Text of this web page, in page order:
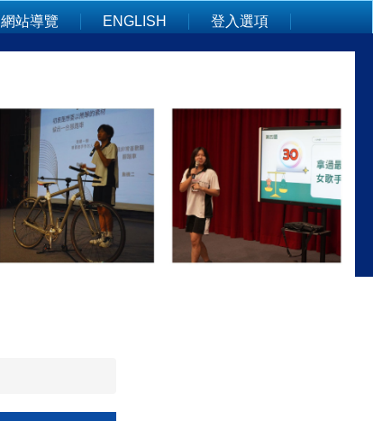
網站導覽 ENGLISH 登入選項